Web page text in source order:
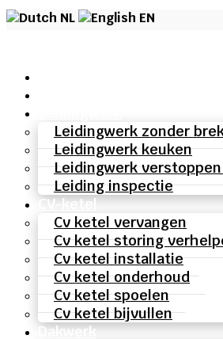
NL EN
Leidingwerk zonder
Leidingwerk keuken
Leidingwerk
Leiding inspectie
CV-ketel
Cv ketel vervangen
Cv ketel storing
Cv ketel installatie
Cv ketel onderhoud
Cv ketel spoelen
Cv ketel bijvullen
Dakwerk